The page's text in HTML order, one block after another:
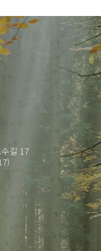
길 17